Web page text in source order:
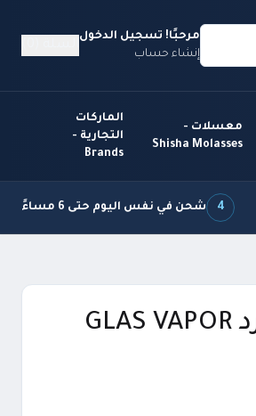
مرحبًا! تسجيل الدخول
إنشاء حساب
معسلات -
Shisha Molasses
الماركات
التجارية -
Brands
4 شحن في نفس اليوم حتى 6 مساءً
نكهة سولت شمام بارد GLAS VAPOR